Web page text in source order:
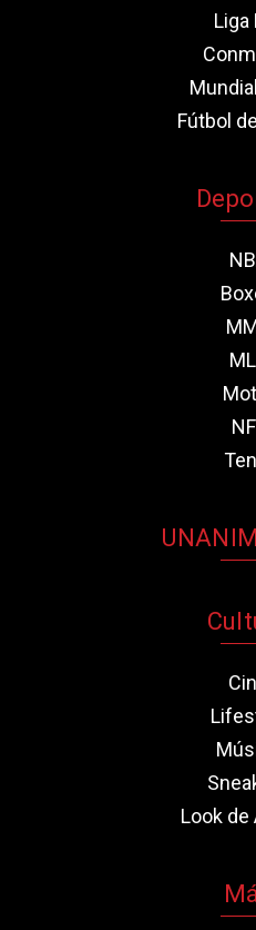
Liga
Fútbol
Look de